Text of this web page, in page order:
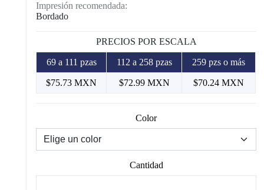
Impresión recomendada:
Bordado
PRECIOS POR ESCALA
69 a 111 pzas 112 a 258 pzas 259 pzs o más
$75.73 MXN $72.99 MXN $70.24 MXN
Color
Cantidad